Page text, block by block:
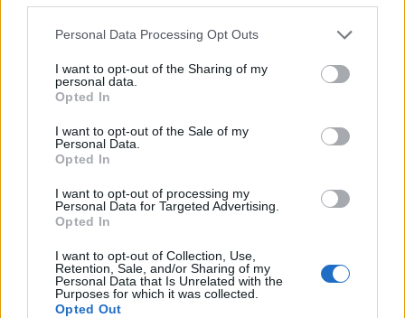
Please note that this website/app uses one or more Google
not limited to your visit or usage behaviour. You may click to
grant or deny consent to Google and its third-party tags to
use your data for below specified purposes in below Google
consent section.
Personal Data Processing Opt Outs
I want to opt-out of the Sharing of my
personal data.
Opted In
I want to opt-out of the Sale of my
Personal Data.
Opted In
I want to opt-out of processing my
Personal Data for Targeted Advertising.
Opted In
I want to opt-out of Collection, Use,
Retention, Sale, and/or Sharing of my
Personal Data that Is Unrelated with the
Purposes for which it was collected.
Opted Out
Paks paksi atomerőmű
Paks II.: Mit jelent az 5. blokk új mérföldköve a
felülvizsgálat árnyékában?
kivitelezése, miközben a felülvizsgálat arra keresi a választ,
hogy a megváltozott gazdasági és geopolitikai környezetben
milyen feltételek mellett érdemes továbbvinni Magyarország
egyik legnagyobb beruházását.